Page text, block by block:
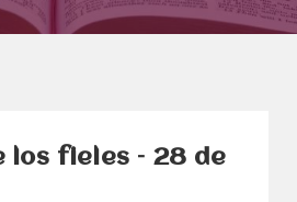
los fieles – 28 de